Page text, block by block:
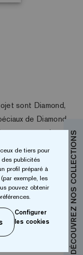
sont Diamond,
de Diamond
mosaïques de
iridescents. Lava,
des effets
Iriset
éclats
esthétique final.
DÉCOUVREZ NOS COLLECTIONS
de tiers pour
des publicités
profil préparé à
exemple, les
pouvez obtenir
Configurer
les cookies